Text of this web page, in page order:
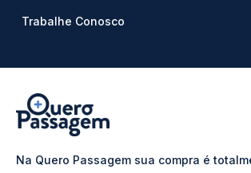
Trabalhe Conosco
Na Quero Passagem sua compra é